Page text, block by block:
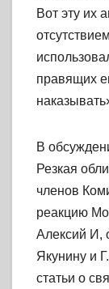
Вот эту их
правящих
В
Резкая
членов
реакцию
Алексий И,
Якунину и
статьи о